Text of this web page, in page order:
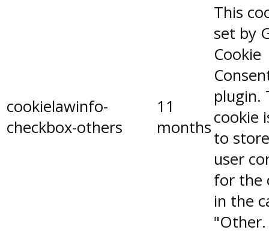
cookielawinfo-
checkbox-others
11
months
This
set by
Cookie
plugin.
cookie
to
user
for the
in the
"Other.